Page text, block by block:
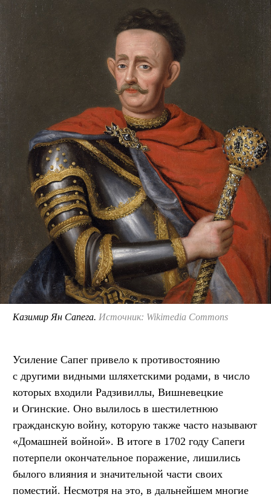
Казимир Ян Сапега. Источник: Wikimedia Commons
Усиление Сапег привело к противостоянию
с другими видными шляхетскими родами, в число
которых входили Радзивиллы, Вишневецкие
и Огинские. Оно вылилось в шестилетнюю
гражданскую войну, которую также часто называют
«Домашней войной». В итоге в 1702 году Сапеги
потерпели окончательное поражение, лишились
былого влияния и значительной части своих
поместий. Несмотря на это, в дальнейшем многие